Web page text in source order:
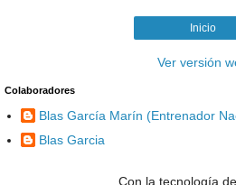
Inicio
Ver versión
Colaboradores
Blas García Marín (Entrenador
Blas Garcia
Con la tecnología de